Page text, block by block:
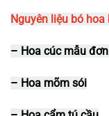
Nguyên liệu bó hoa
– Hoa cúc mẫu
– Hoa mõm sói